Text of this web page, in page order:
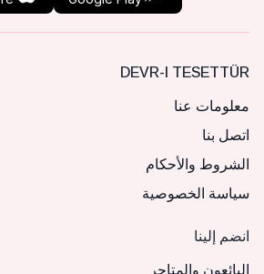
DEVR-I TESETTÜR
معلومات عنا
اتصل بنا
الشروط والأحكام
سياسة الخصوصية
انضم إلينا
البائعون والمتاجر